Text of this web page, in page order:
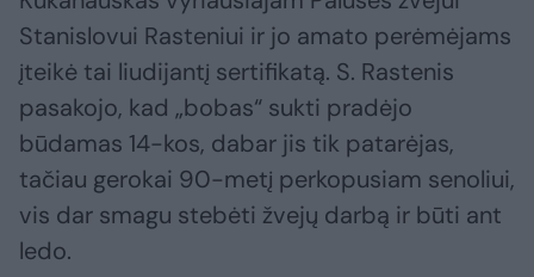
Stanislovui Rasteniui ir jo amato perėmėjams
įteikė tai liudijantį sertifikatą. S. Rastenis
pasakojo, kad „bobas“ sukti pradėjo
būdamas 14-kos, dabar jis tik patarėjas,
tačiau gerokai 90-metį perkopusiam senoliui,
vis dar smagu stebėti žvejų darbą ir būti ant
ledo.